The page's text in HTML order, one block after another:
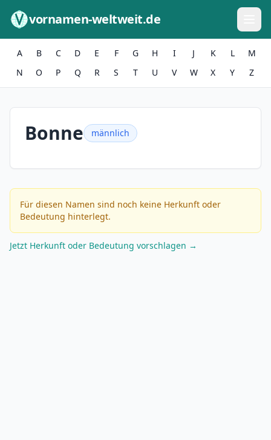
vornamen-weltweit.de
A B C D E F G H I J K L
M
N
O P Q R S T U V W X Y Z
Bonne männlich
Für diesen Namen sind noch keine Herkunft oder
Bedeutung hinterlegt.
Jetzt Herkunft oder Bedeutung vorschlagen →